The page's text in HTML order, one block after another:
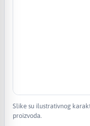
Slike su ilustrativnog
proizvoda.